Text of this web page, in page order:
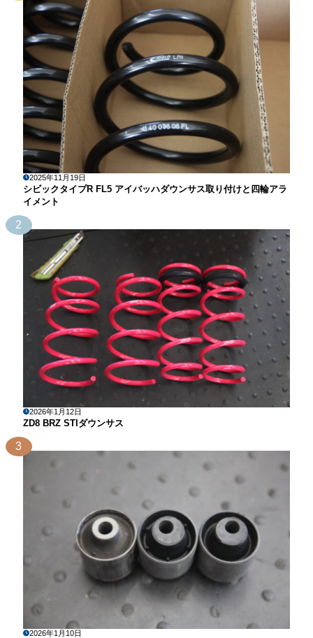
2025年11月19日
シビックタイプR FL5 アイバッハダウンサス取り付けと四輪アラ
イメント
2
2026年1月12日
ZD8 BRZ STIダウンサス
3
2026年1月10日